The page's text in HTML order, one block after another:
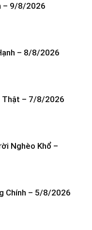
– 9/8/2026
– 8/8/2026
Thật – 7/8/2026
Nghèo Khổ –
Chính – 5/8/2026